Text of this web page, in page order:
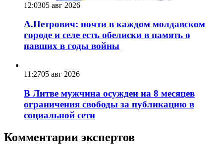
12:0305 авг 2026
А.Петрович: почти в каждом молдавском
городе и селе есть обелиски в память о
павших в годы войны
11:2705 авг 2026
В Литве мужчина осужден на 8 месяцев
ограничения свободы за публикацию в
социальной сети
Комментарии экспертов